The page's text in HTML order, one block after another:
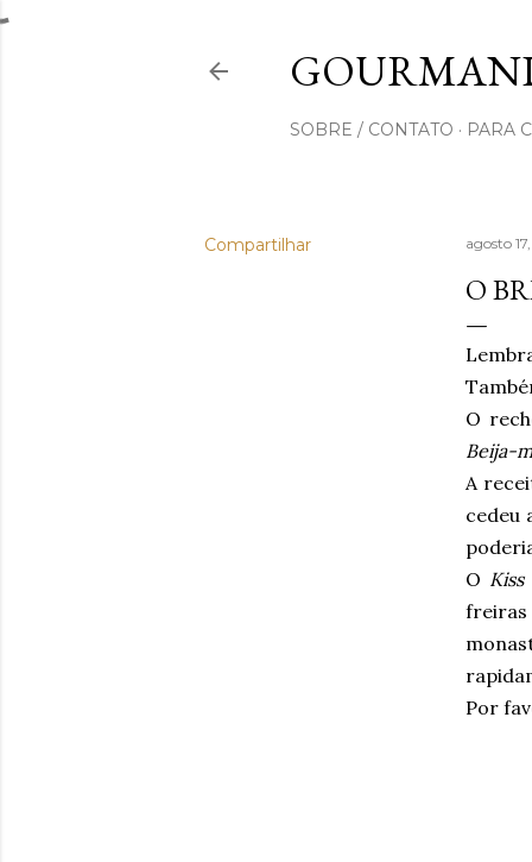
SOBRE / CONTATO PARA
Compartilhar agosto
O
O
Beija-
A
cedeu
O Kiss
Por